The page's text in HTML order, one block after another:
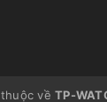
thuộc vềTP-